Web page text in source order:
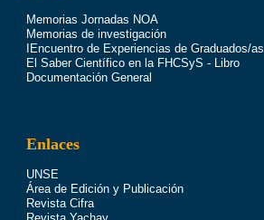
Memorias Jornadas NOA
Memorias de investigación
IEncuentro de Experiencias de Graduados/as
El Saber Científico en la FHCSyS - Libro
Documentación General
Enlaces
UNSE
Área de Edición y Publicación
Revista Cifra